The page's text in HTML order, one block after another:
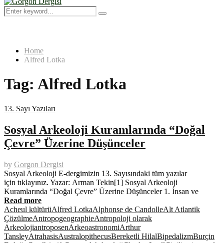
Menu
Search
for:
Search
Home
Alfred Lotka
Tag: Alfred Lotka
13. Sayı Yazıları
Sosyal Arkeoloji Kuramlarında “Doğal
Çevre” Üzerine Düşünceler
by Gorgon Dergisi
Sosyal Arkeoloji E-dergimizin 13. Sayısındaki tüm yazılar
için tıklayınız. Yazar: Arman Tekin[1] Sosyal Arkeoloji
Kuramlarında “Doğal Çevre” Üzerine Düşünceler 1. İnsan ve
Read more
Acheul kültürüAlfred LotkaAlphonse de CandolleAlt Atlantik
ÇözülmeAntropogeographieAntropoloji olarak
ArkeolojiantroposenArkeoastronomiArthur
TansleyAtrahasisAustralopithecusBereketli HilalBipedalizmBurçin